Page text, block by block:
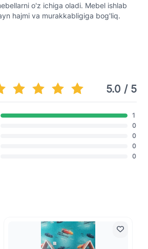
o'z ichiga oladi. Mebel ishlab
hajmi va murakkabligiga bog'liq.
5.0 / 5
1
0
0
0
0